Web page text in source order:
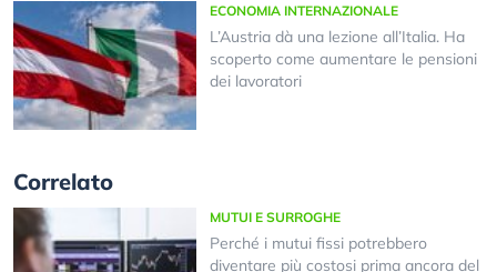
ECONOMIA INTERNAZIONALE
L’Austria dà una lezione all’Italia. Ha
scoperto come aumentare le pensioni
dei lavoratori
Correlato
MUTUI E SURROGHE
Perché i mutui fissi potrebbero
diventare più costosi prima ancora del